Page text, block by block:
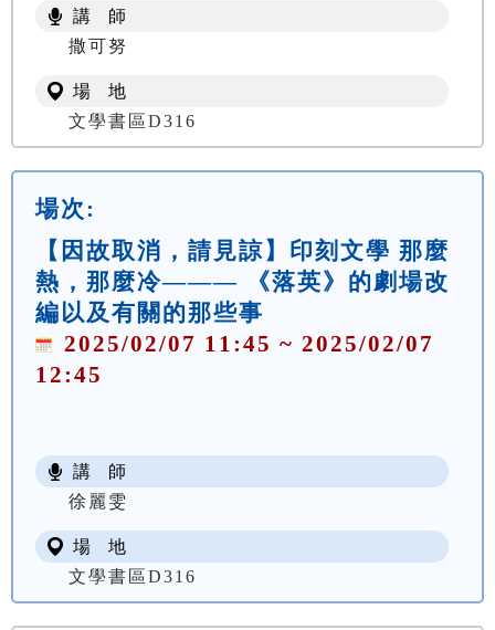
講 師
撒可努
場 地
文學書區D316
場次:
【因故取消，請見諒】印刻文學 那麼
熱，那麼冷——— 《落英》的劇場改
編以及有關的那些事
2025/02/07 11:45 ~ 2025/02/07
12:45
講 師
徐麗雯
場 地
文學書區D316